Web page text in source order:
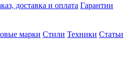
доставка и оплата Гарантии
марки Стили Техники Статьи